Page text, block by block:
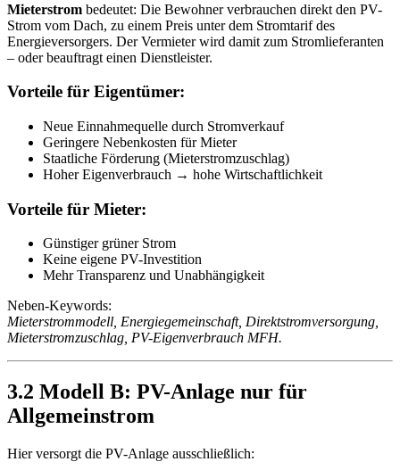
Mieterstrom bedeutet: Die Bewohner verbrauchen direkt den PV-
Strom vom Dach, zu einem Preis unter dem Stromtarif des
Energieversorgers. Der Vermieter wird damit zum Stromlieferanten
– oder beauftragt einen Dienstleister.
Vorteile für Eigentümer:
Neue Einnahmequelle durch Stromverkauf
Geringere Nebenkosten für Mieter
Staatliche Förderung (Mieterstromzuschlag)
Hoher Eigenverbrauch → hohe Wirtschaftlichkeit
Vorteile für Mieter:
Günstiger grüner Strom
Keine eigene PV-Investition
Mehr Transparenz und Unabhängigkeit
Neben-Keywords:
Mieterstrommodell, Energiegemeinschaft, Direktstromversorgung,
Mieterstromzuschlag, PV-Eigenverbrauch MFH.
3.2 Modell B: PV-Anlage nur für
Allgemeinstrom
Hier versorgt die PV-Anlage ausschließlich: